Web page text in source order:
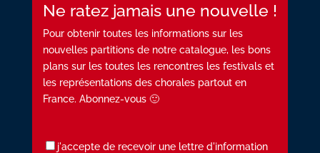
Ne ratez jamais une nouvelle !
Pour obtenir toutes les informations sur les
nouvelles partitions de notre catalogue, les bons
plans sur les toutes les rencontres les festivals et
les représentations des chorales partout en
France. Abonnez-vous 🙂
j'accepte de recevoir une lettre d'information